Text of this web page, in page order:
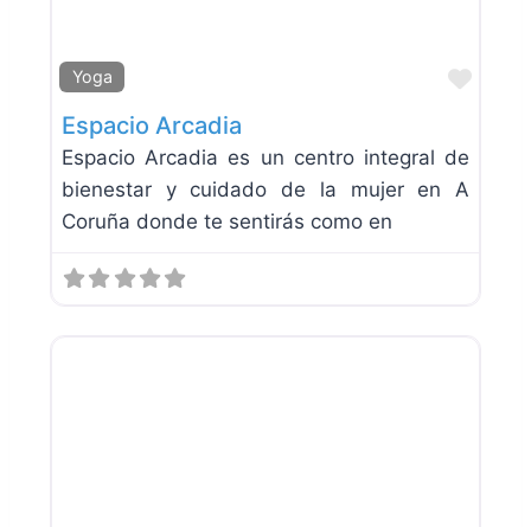
Yoga
Espacio Arcadia
Espacio Arcadia es un centro integral de
bienestar y cuidado de la mujer en A
Coruña donde te sentirás como en